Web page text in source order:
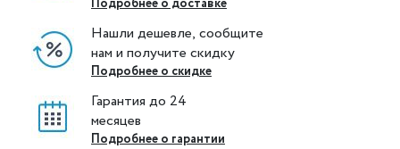
Подробнее о доставке
Нашли дешевле, сообщите
нам и получите скидку
Подробнее о скидке
Гарантия до 24
месяцев
Подробнее о гарантии